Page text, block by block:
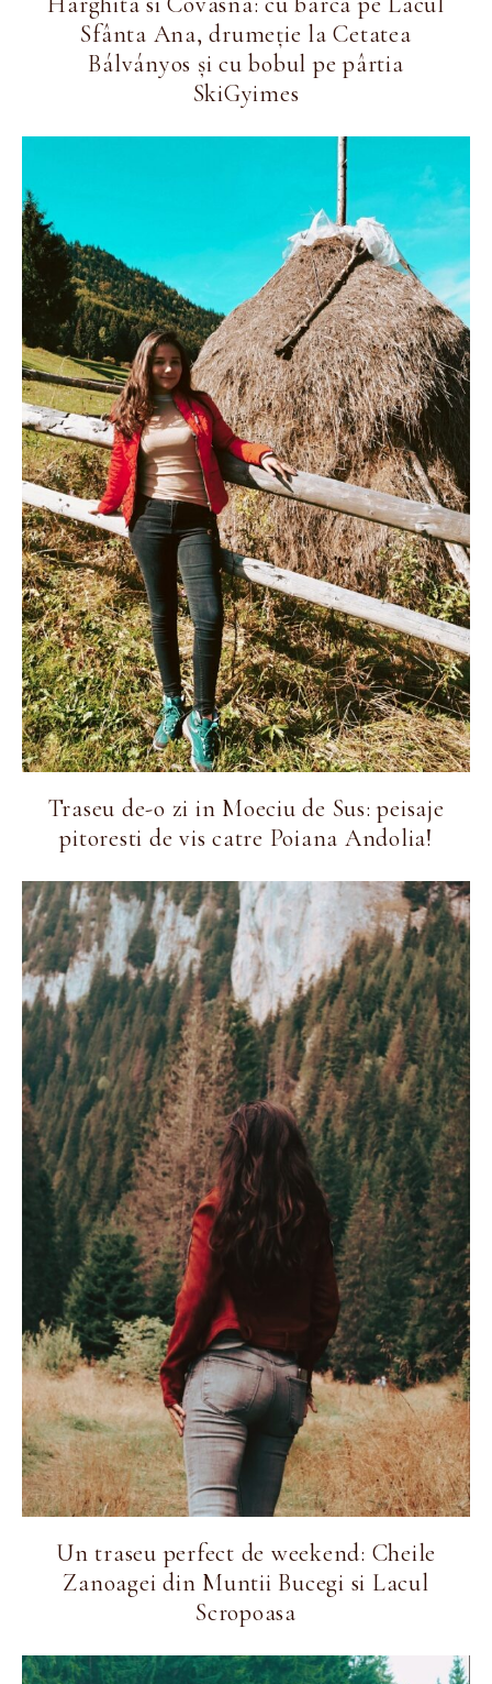
Sfânta Ana, drumeție la Cetatea
Bálványos și cu bobul pe pârtia
SkiGyimes
Traseu de-o zi in Moeciu de Sus: peisaje
pitoresti de vis catre Poiana Andolia!
Un traseu perfect de weekend: Cheile
Zanoagei din Muntii Bucegi si Lacul
Scropoasa